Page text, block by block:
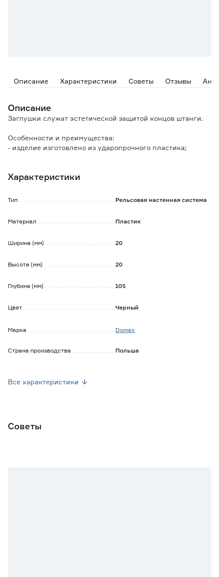
Описание Характеристики Советы Отзывы
Описание
Заглушки служат эстетической защитой концов штанги.
Особенности и преимущества:
- изделие изготовлено из ударопрочного пластика;
Характеристики
Тип Рельсовая настенная система
Материал Пластик
Ширина (мм) 20
Высота (мм) 20
Глубина (мм) 105
Цвет Черный
Марка Domax
Страна производства Польша
Все характеристики
Советы